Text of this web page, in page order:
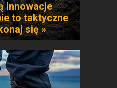
innowacje
to taktyczne
się »